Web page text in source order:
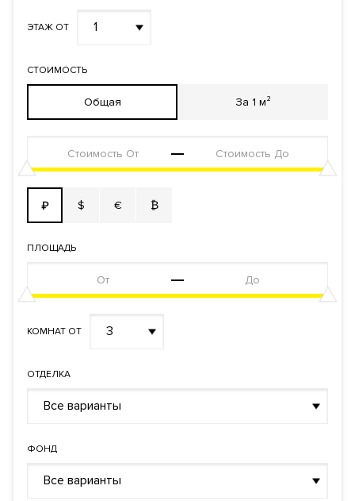
ЭТАЖ ОТ 1
СТОИМОСТЬ
Общая За 1 м²
₽ $ € ₿
ПЛОЩАДЬ
КОМНАТ ОТ 3
ОТДЕЛКА
Все варианты
ФОНД
Все варианты